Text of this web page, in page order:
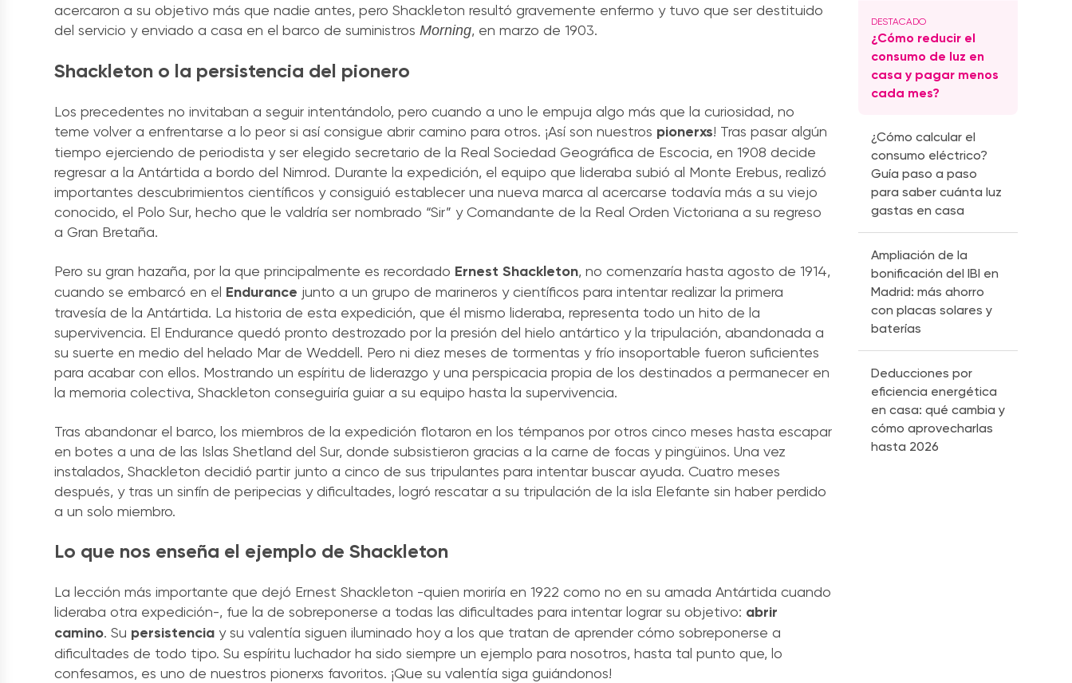
acercaron a su objetivo más que nadie antes, pero Shackleton resultó gravemente enfermo y tuvo que ser destituido
del servicio y enviado a casa en el barco de suministros Morning, en marzo de 1903.
Shackleton o la persistencia del pionero
Los precedentes no invitaban a seguir intentándolo, pero cuando a uno le empuja algo más que la curiosidad, no
teme volver a enfrentarse a lo peor si así consigue abrir camino para otros. ¡Así son nuestros pionerxs! Tras pasar algún
tiempo ejerciendo de periodista y ser elegido secretario de la Real Sociedad Geográfica de Escocia, en 1908 decide
regresar a la Antártida a bordo del Nimrod. Durante la expedición, el equipo que lideraba subió al Monte Erebus, realizó
importantes descubrimientos científicos y consiguió establecer una nueva marca al acercarse todavía más a su viejo
conocido, el Polo Sur, hecho que le valdría ser nombrado “Sir” y Comandante de la Real Orden Victoriana a su regreso
a Gran Bretaña.
Pero su gran hazaña, por la que principalmente es recordado Ernest Shackleton, no comenzaría hasta agosto de 1914,
cuando se embarcó en el Endurance junto a un grupo de marineros y científicos para intentar realizar la primera
travesía de la Antártida. La historia de esta expedición, que él mismo lideraba, representa todo un hito de la
supervivencia. El Endurance quedó pronto destrozado por la presión del hielo antártico y la tripulación, abandonada a
su suerte en medio del helado Mar de Weddell. Pero ni diez meses de tormentas y frío insoportable fueron suficientes
para acabar con ellos. Mostrando un espíritu de liderazgo y una perspicacia propia de los destinados a permanecer en
la memoria colectiva, Shackleton conseguiría guiar a su equipo hasta la supervivencia.
Tras abandonar el barco, los miembros de la expedición flotaron en los témpanos por otros cinco meses hasta escapar
en botes a una de las Islas Shetland del Sur, donde subsistieron gracias a la carne de focas y pingüinos. Una vez
instalados, Shackleton decidió partir junto a cinco de sus tripulantes para intentar buscar ayuda. Cuatro meses
después, y tras un sinfín de peripecias y dificultades, logró rescatar a su tripulación de la isla Elefante sin haber perdido
a un solo miembro.
Lo que nos enseña el ejemplo de Shackleton
La lección más importante que dejó Ernest Shackleton -quien moriría en 1922 como no en su amada Antártida cuando
lideraba otra expedición-, fue la de sobreponerse a todas las dificultades para intentar lograr su objetivo: abrir
camino. Su persistencia y su valentía siguen iluminado hoy a los que tratan de aprender cómo sobreponerse a
dificultades de todo tipo. Su espíritu luchador ha sido siempre un ejemplo para nosotros, hasta tal punto que, lo
confesamos, es uno de nuestros pionerxs favoritos. ¡Que su valentía siga guiándonos!
¿Cómo reducir el
consumo de luz en
casa y pagar menos
cada mes?
¿Cómo calcular el
consumo eléctrico?
Guía paso a paso
para saber cuánta luz
gastas en casa
Ampliación de la
bonificación del IBI en
Madrid: más ahorro
con placas solares y
baterías
Deducciones por
eficiencia energética
en casa: qué cambia y
cómo aprovecharlas
hasta 2026